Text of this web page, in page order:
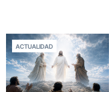
ACTUALIDAD